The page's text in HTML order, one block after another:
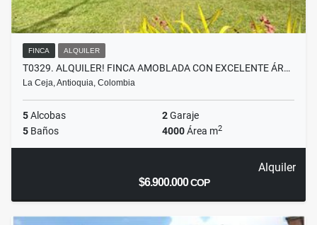
FINCA ALQUILER
T0329. ALQUILER! FINCA AMOBLADA CON EXCELENTE ÁR…
La Ceja, Antioquia, Colombia
5Alcobas 2Garaje
5 Baños 4000Área m2
Alquiler
$6.900.000COP